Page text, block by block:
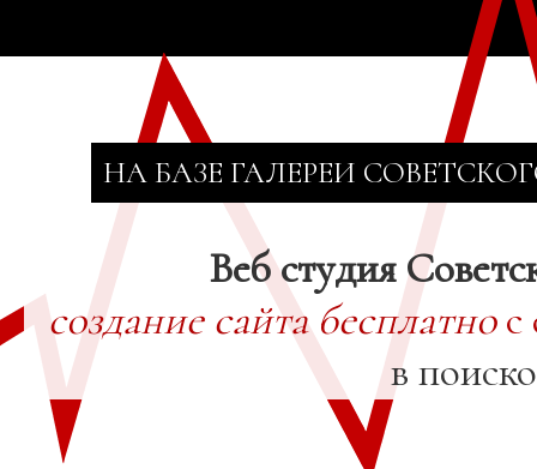
НА БАЗЕ ГАЛЕРЕИ
Веб студия
создание сайта бесплатнос
в